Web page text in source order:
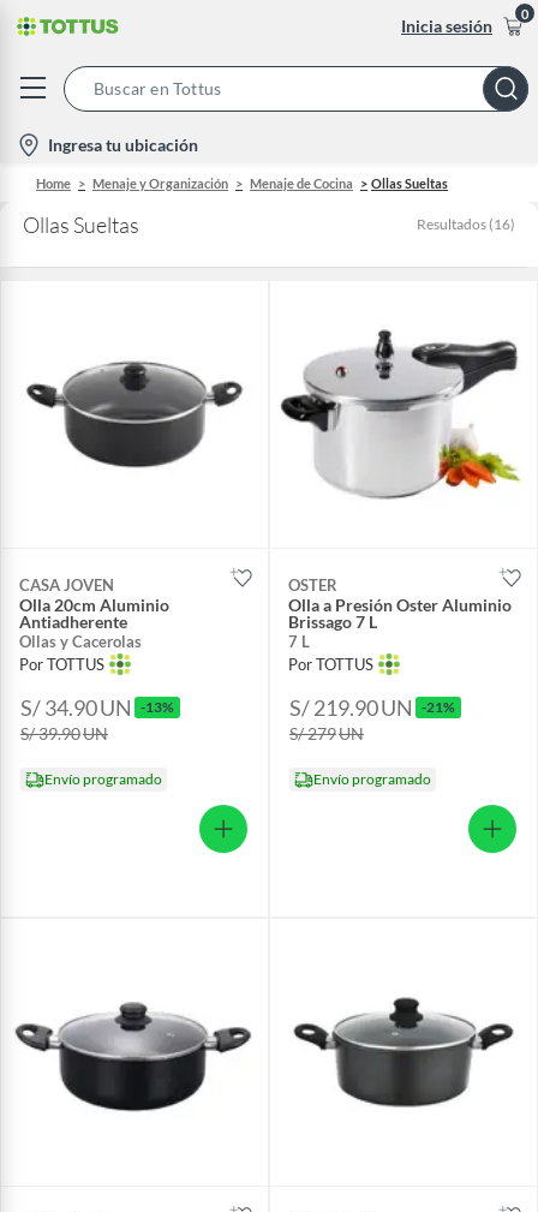
Inicia sesión
0
Bar
location-
icon
Ingresa tu ubicación
Home Menaje y Organización Menaje de Cocina Ollas Sueltas
Ollas Sueltas Resultados (16)
CASA JOVEN
Olla 20cm Aluminio
Antiadherente
Ollas y Cacerolas
Por TOTTUS
S/ 34.90UN -13%
S/ 39.90UN
Envío programado
OSTER
Olla a Presión Oster Aluminio
Brissago 7 L
7 L
Por TOTTUS
S/ 219.90UN -21%
S/ 279UN
Envío programado